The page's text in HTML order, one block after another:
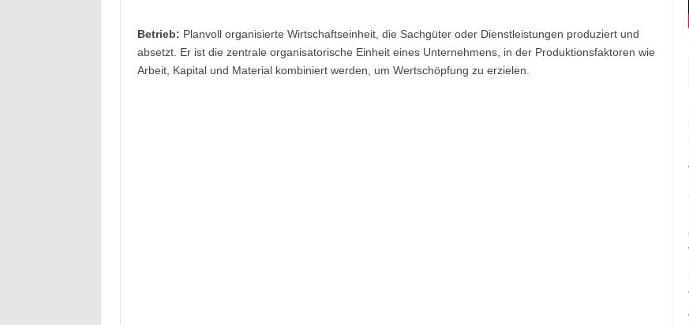
Betrieb: Planvoll organisierte Wirtschaftseinheit, die Sachgüter oder Dienstleistungen produziert und
absetzt. Er ist die zentrale organisatorische Einheit eines Unternehmens, in der Produktionsfaktoren wie
Arbeit, Kapital und Material kombiniert werden, um Wertschöpfung zu erzielen.